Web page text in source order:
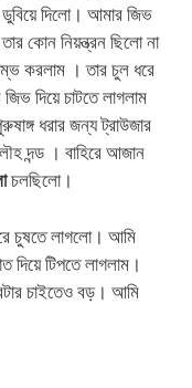
দিলো। আমার জিভ
কোন নিয়ন্ত্রন ছিলো না
করলাম । তার চুল ধরে
দিয়ে চাটতে লাগলাম
ধরার জন্য ট্রাউজার
দন্ড । বাহিরে আজান
চলছিলো।
চুষতে লাগলো। আমি
টিপতে লাগলাম।
চাইতেও বড়। আমি